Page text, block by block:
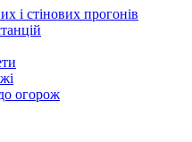
і стінових прогонів
огорож